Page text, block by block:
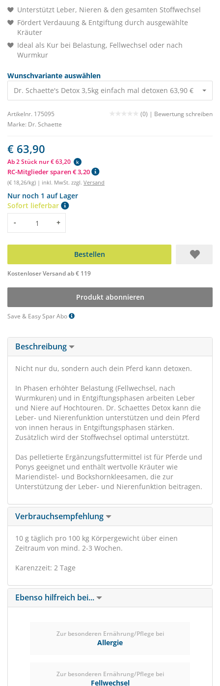
Unterstützt Leber, Nieren & den gesamten Stoffwechsel
Fördert Verdauung & Entgiftung durch ausgewählte
Kräuter
Ideal als Kur bei Belastung, Fellwechsel oder nach
Wurmkur
Wunschvariante auswählen
Dr. Schaette's Detox 3,5kg einfach mal detoxen 63,90 €
Artikelnr. 175095 (0) | Bewertung schreiben
Marke: Dr. Schaette
€ 63,90
Ab 2 Stück nur € 63,20 k
RC-Mitglieder sparen € 3,20
(€ 18,26/kg) | inkl. MwSt. zzgl. Versand
Nur noch 1 auf Lager
Sofort lieferbar
Menge
- +
Bestellen
Kostenloser Versand ab € 119
Produkt abonnieren
Save & Easy Spar Abo
Beschreibung
Nicht nur du, sondern auch dein Pferd kann detoxen.
In Phasen erhöhter Belastung (Fellwechsel, nach
Wurmkuren) und in Entgiftungsphasen arbeiten Leber
und Niere auf Hochtouren. Dr. Schaettes Detox kann die
Leber- und Nierenfunktion unterstützen und dein Pferd
von innen heraus in Entgiftungsphasen stärken.
Zusätzlich wird der Stoffwechsel optimal unterstützt.
Das pelletierte Ergänzungsfuttermittel ist für Pferde und
Ponys geeignet und enthält wertvolle Kräuter wie
Mariendistel- und Bockshornkleesamen, die zur
Unterstützung der Leber- und Nierenfunktion beitragen.
Verbrauchsempfehlung
10 g täglich pro 100 kg Körpergewicht über einen
Zeitraum von mind. 2-3 Wochen.
Karenzzeit: 2 Tage
Ebenso hilfreich bei...
Zur besonderen Ernährung/Pflege bei
Allergie
Zur besonderen Ernährung/Pflege bei
Fellwechsel